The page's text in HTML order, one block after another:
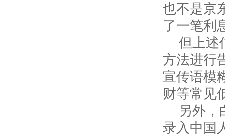
也不是京
了一笔利
但上述
方法进行
宣传语模
财等常见
另外，
录入中国